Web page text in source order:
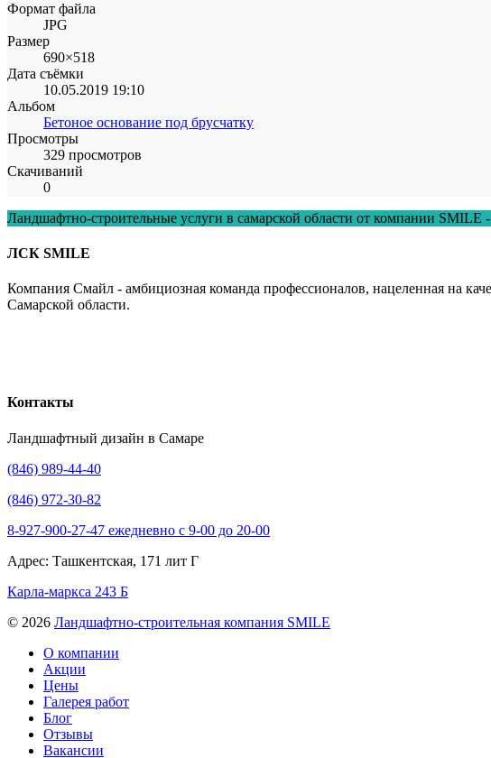
Формат файла
JPG
Размер
690×518
Дата съёмки
10.05.2019 19:10
Альбом
Бетоное основание под брусчатку
Просмотры
329 просмотров
Скачиваний
0
Ландшафтно-строительные услуги в самарской области от компании SMILE
ЛСК SMILE
Компания Смайл - амбициозная команда профессионалов, нацеленная на
Самарской области.
Контакты
Ландшафтный дизайн в Самаре
(846) 989-44-40
(846) 972-30-82
8-927-900-27-47 ежедневно с 9-00 до 20-00
Адрес: Ташкентская, 171 лит Г
Карла-маркса 243 Б
© 2026 Ландшафтно-строительная компания SMILE
О компании
Акции
Цены
Галерея работ
Блог
Отзывы
Вакансии